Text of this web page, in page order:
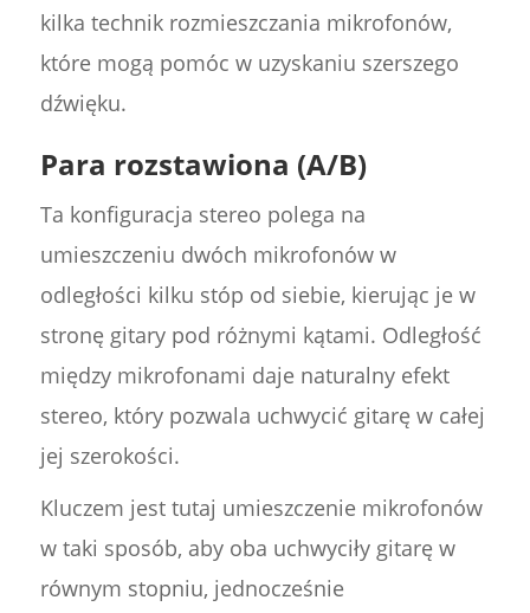
kilka technik rozmieszczania mikrofonów,
które mogą pomóc w uzyskaniu szerszego
dźwięku.
Para rozstawiona (A/B)
Ta konfiguracja stereo polega na
umieszczeniu dwóch mikrofonów w
odległości kilku stóp od siebie, kierując je w
stronę gitary pod różnymi kątami. Odległość
między mikrofonami daje naturalny efekt
stereo, który pozwala uchwycić gitarę w całej
jej szerokości.
Kluczem jest tutaj umieszczenie mikrofonów
w taki sposób, aby oba uchwyciły gitarę w
równym stopniu, jednocześnie